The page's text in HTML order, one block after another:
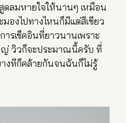
ดลมหายใจให้นานๆ เหมือน
มองไปทางไหนก็มีแต่สีเขียว
รเช็คอินที่ยาวนานเพราะ
ญ่ วิวก็จะประมาณนี้ครับ ที่
งทีก็คล้ายกันจนฉันก็ไม่รู้